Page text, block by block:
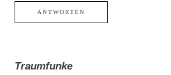
ANTWORTEN
Traumfunke